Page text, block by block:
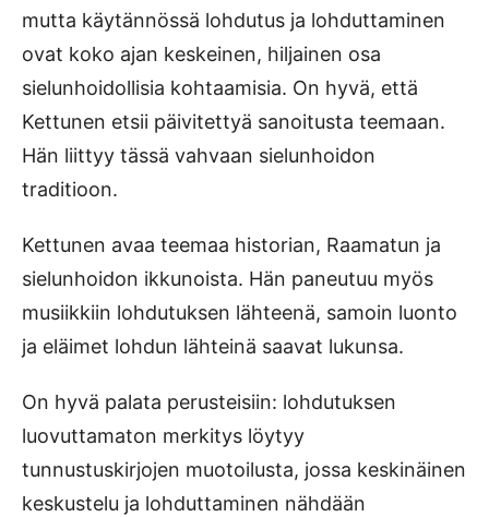
mutta käytännössä lohdutus ja lohduttaminen
ovat koko ajan keskeinen, hiljainen osa
sielunhoidollisia kohtaamisia. On hyvä, että
Kettunen etsii päivitettyä sanoitusta teemaan.
Hän liittyy tässä vahvaan sielunhoidon
traditioon.
Kettunen avaa teemaa historian, Raamatun ja
sielunhoidon ikkunoista. Hän paneutuu myös
musiikkiin lohdutuksen lähteenä, samoin luonto
ja eläimet lohdun lähteinä saavat lukunsa.
On hyvä palata perusteisiin: lohdutuksen
luovuttamaton merkitys löytyy
tunnustuskirjojen muotoilusta, jossa keskinäinen
keskustelu ja lohduttaminen nähdään